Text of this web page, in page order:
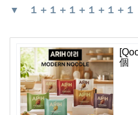
▼ １＋１＋１＋１＋１＋
個